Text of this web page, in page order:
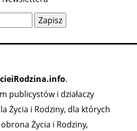
.
publicystów i działaczy
Życia i Rodziny, dla których
Życia i Rodziny,